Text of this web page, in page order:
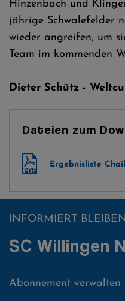
Hinzenbach und
jährige Schwalefelder
wieder angreifen, um
Team im kommenden
Dieter Schütz -
Dateien zum
Ergebnisliste
INFORMIERT BLEIBEN
SC Willingen
Abonnement verwalten